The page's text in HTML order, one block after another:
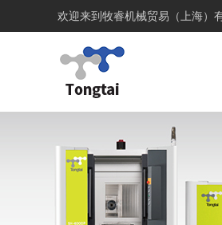
欢迎来到 牧睿机械贸易（上海）